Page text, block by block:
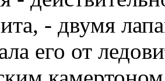
- двумя
его от